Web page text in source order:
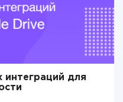
интеграций для